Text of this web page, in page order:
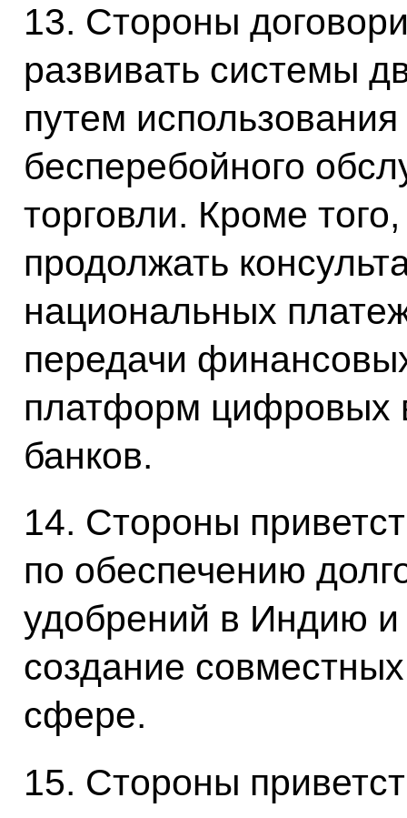
13. Стороны
развивать системы
путем
бесперебойного
торговли. Кроме
продолжать
национальных
передачи
платформ цифровых
банков.
14. Стороны
по обеспечению
удобрений в Индию
создание
сфере.
15. Стороны